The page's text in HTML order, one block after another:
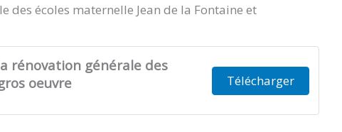
écoles maternelle Jean de la Fontaine et
oeuvre
Télécharger